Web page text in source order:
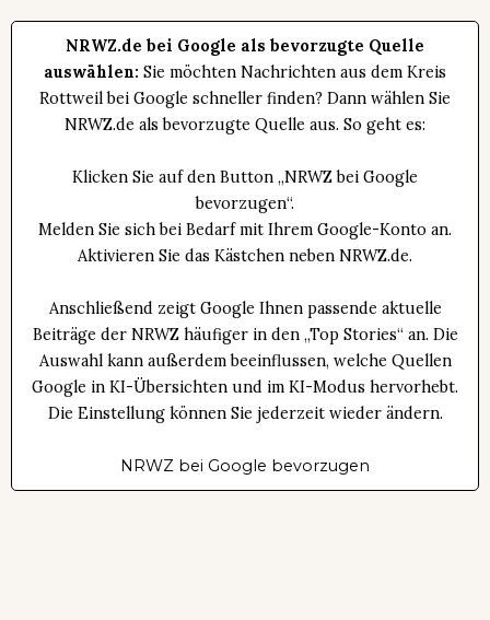
NRWZ.de bei Google als bevorzugte Quelle
auswählen: Sie möchten Nachrichten aus dem Kreis
Rottweil bei Google schneller finden? Dann wählen Sie
NRWZ.de als bevorzugte Quelle aus. So geht es:
Klicken Sie auf den Button „NRWZ bei Google
bevorzugen“.
Melden Sie sich bei Bedarf mit Ihrem Google-Konto an.
Aktivieren Sie das Kästchen neben NRWZ.de.
Anschließend zeigt Google Ihnen passende aktuelle
Beiträge der NRWZ häufiger in den „Top Stories“ an. Die
Auswahl kann außerdem beeinflussen, welche Quellen
Google in KI-Übersichten und im KI-Modus hervorhebt.
Die Einstellung können Sie jederzeit wieder ändern.
NRWZ bei Google bevorzugen